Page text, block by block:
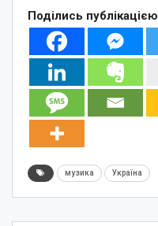
Поділись публікацією
музика Україна